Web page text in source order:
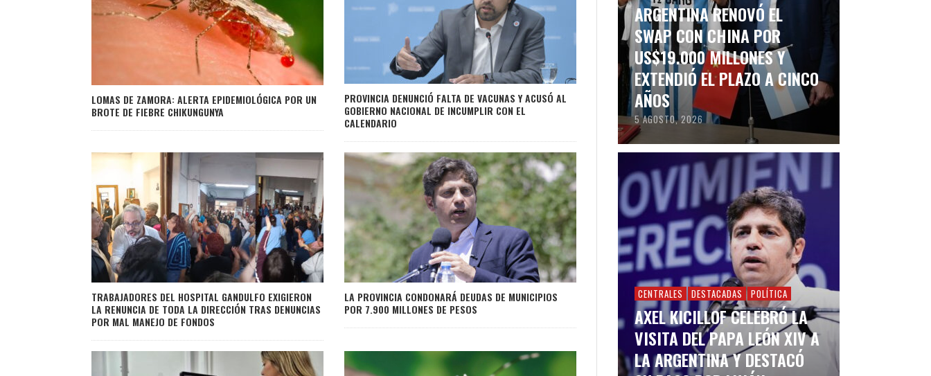
LOMAS DE ZAMORA: ALERTA EPIDEMIOLÓGICA POR UN
BROTE DE FIEBRE CHIKUNGUNYA
PROVINCIA DENUNCIÓ FALTA DE VACUNAS Y ACUSÓ AL
GOBIERNO NACIONAL DE INCUMPLIR CON EL
CALENDARIO
TRABAJADORES DEL HOSPITAL GANDULFO EXIGIERON
LA RENUNCIA DE TODA LA DIRECCIÓN TRAS DENUNCIAS
POR MAL MANEJO DE FONDOS
LA PROVINCIA CONDONARÁ DEUDAS DE MUNICIPIOS
POR 7.900 MILLONES DE PESOS
ARGENTINA RENOVÓ EL
SWAP CON CHINA POR
US$19.000 MILLONES Y
EXTENDIÓ EL PLAZO A CINCO
AÑOS
5 AGOSTO, 2026
CENTRALES DESTACADAS POLÍTICA
AXEL KICILLOF CELEBRÓ LA
VISITA DEL PAPA LEÓN XIV A
LA ARGENTINA Y DESTACÓ